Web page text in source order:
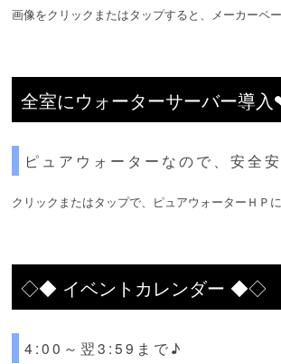
画像をクリックまたはタップすると、メーカーペ
全室にウォーターサーバー導
ピュアウォーターなので、安全
クリックまたはタップで、ピュアウォーターＨＰ
◇◆ イベントカレンダー ◆◇
4:00～翌3:59まで♪